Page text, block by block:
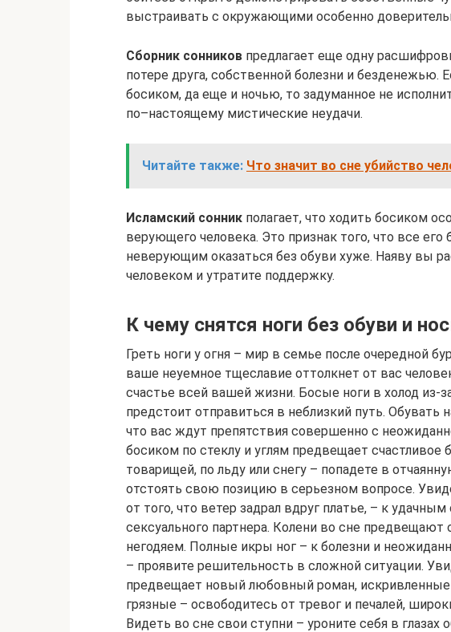
выстраивать с окружающими особенно
Сборник сонников предлагает еще одну
потере друга, собственной болезни и безденежью.
босиком, да еще и ночью, то задуманное не
по–настоящему мистические неудачи.
Читайте также: Что значит во сне убийство
Исламский сонник полагает, что ходить босиком
верующего человека. Это признак того, что все
неверующим оказаться без обуви хуже. Наяву вы
человеком и утратите поддержку.
К чему снятся ноги без обуви и
Греть ноги у огня – мир в семье после очередной
ваше неуемное тщеславие оттолкнет от вас
счастье всей вашей жизни. Босые ноги в холод из-
предстоит отправиться в неблизкий путь. Обувать
что вас ждут препятствия совершенно с
босиком по стеклу и углям предвещает
товарищей, по льду или снегу – попадете в
отстоять свою позицию в серьезном вопросе.
от того, что ветер задрал вдруг платье, – к
сексуального партнера. Колени во сне предвещают
негодяем. Полные икры ног – к болезни и
– проявите решительность в сложной ситуации.
предвещает новый любовный роман, искривленные
грязные – освободитесь от тревог и печалей,
Видеть во сне свои ступни – уроните себя в